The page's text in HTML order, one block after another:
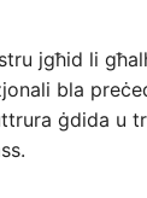
jgħid li
bla
ġdida u